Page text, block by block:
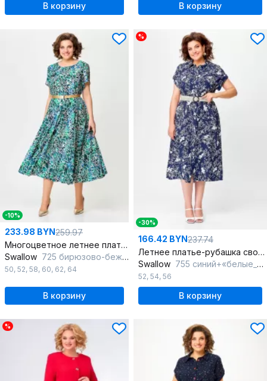
В корзину В корзину
-10%
233.98 BYN259.97
Многоцветное летнее платье с рельефами и расклешенной юбкой
Swallow 725 бирюзово-бежевый_принт
50, 52, 58, 60, 62, 64
В корзину
%
-30%
166.42 BYN237.74
Летнее платье-рубашка свободного кроя с карманами
Swallow 755 синий+«белые_веточки»
52, 54, 56
В корзину
%